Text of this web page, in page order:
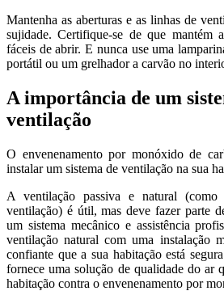
Mantenha as aberturas e as linhas de
sujidade. Certifique-se de que mantém
fáceis de abrir. E nunca use uma
portátil ou um grelhador a carvão no
A importância de um
ventilação
O envenenamento por monóxido de
instalar um sistema de ventilação na sua
A ventilação passiva e natural (como
ventilação) é útil, mas deve fazer parte
um sistema mecânico e assistência
ventilação natural com uma instalação
confiante que a sua habitação está
fornece uma solução de qualidade do ar
habitação contra o envenenamento por